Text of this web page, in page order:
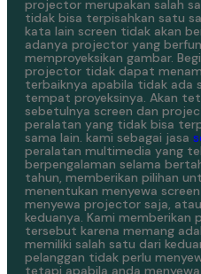
projector merupakan salah
tidak bisa terpisahkan satu
kata lain screen tidak akan
adanya projector yang
memproyeksikan gambar.
projector tidak dapat
terbaiknya apabila tidak ada
tempat proyeksinya. Akan
sebetulnya screen dan
peralatan yang tidak bisa
sama lain. kami sebagai jasa
peralatan multimedia yang
berpengalaman selama
tahun, memberikan pilihan
menentukan menyewa
menyewa projector saja,
keduanya. Kami memberikan
tersebut karena memang
memiliki salah satu dari
pelanggan tidak perlu
tetapi apabila anda